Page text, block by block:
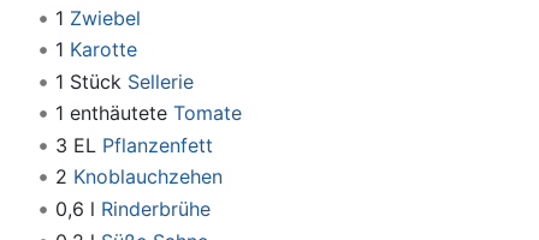
1 Zwiebel
1 Karotte
1 Stück Sellerie
1 enthäutete Tomate
3 EL Pflanzenfett
2 Knoblauchzehen
0,6 l Rinderbrühe